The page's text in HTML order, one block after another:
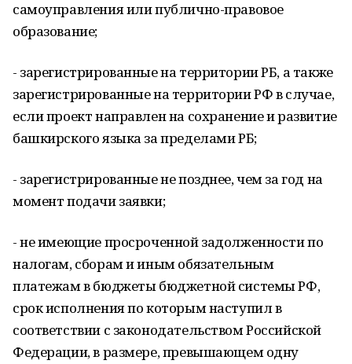
самоуправления или публично-правовое
образование;
- зарегистрированные на территории РБ, а также
зарегистрированные на территории РФ в случае,
если проект направлен на сохранение и развитие
башкирского языка за пределами РБ;
- зарегистрированные не позднее, чем за год на
момент подачи заявки;
- не имеющие просроченной задолженности по
налогам, сборам и иным обязательным
платежам в бюджеты бюджетной системы РФ,
срок исполнения по которым наступил в
соответствии с законодательством Российской
Федерации, в размере, превышающем одну